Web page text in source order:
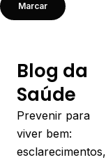
Marcar
Blog da
Saúde
Prevenir para
viver bem:
esclarecimentos,